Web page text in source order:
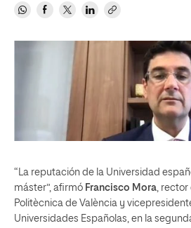
“La reputación de la Universidad
máster”, afirmó Francisco Mora ,
Politècnica de València y
Universidades Españolas, en la